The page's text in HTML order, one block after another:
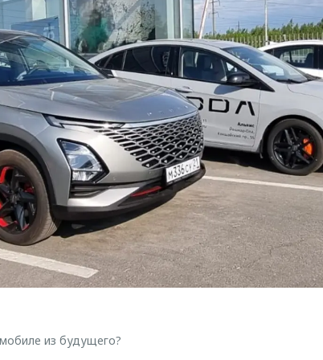
из будущего?